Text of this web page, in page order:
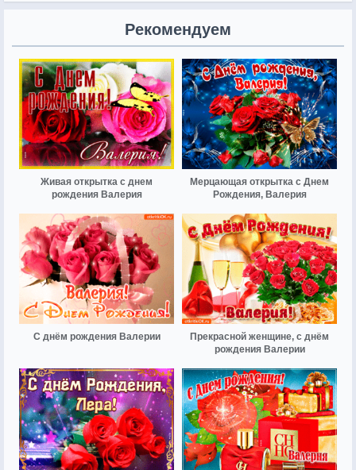
Рекомендуем
Живая открытка с днем
рождения Валерия
Мерцающая открытка с Днем
Рождения, Валерия
С днём рождения Валерии
Прекрасной женщине, с днём
рождения Валерии